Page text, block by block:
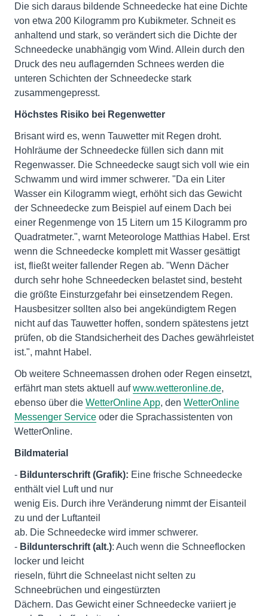
Die sich daraus bildende Schneedecke hat eine Dichte
von etwa 200 Kilogramm pro Kubikmeter. Schneit es
anhaltend und stark, so verändert sich die Dichte der
Schneedecke unabhängig vom Wind. Allein durch den
Druck des neu auflagernden Schnees werden die
unteren Schichten der Schneedecke stark
zusammengepresst.
Höchstes Risiko bei Regenwetter
Brisant wird es, wenn Tauwetter mit Regen droht.
Hohlräume der Schneedecke füllen sich dann mit
Regenwasser. Die Schneedecke saugt sich voll wie ein
Schwamm und wird immer schwerer. "Da ein Liter
Wasser ein Kilogramm wiegt, erhöht sich das Gewicht
der Schneedecke zum Beispiel auf einem Dach bei
einer Regenmenge von 15 Litern um 15 Kilogramm pro
Quadratmeter.", warnt Meteorologe Matthias Habel. Erst
wenn die Schneedecke komplett mit Wasser gesättigt
ist, fließt weiter fallender Regen ab. "Wenn Dächer
durch sehr hohe Schneedecken belastet sind, besteht
die größte Einsturzgefahr bei einsetzendem Regen.
Hausbesitzer sollten also bei angekündigtem Regen
nicht auf das Tauwetter hoffen, sondern spätestens jetzt
prüfen, ob die Standsicherheit des Daches gewährleistet
ist.", mahnt Habel.
Ob weitere Schneemassen drohen oder Regen einsetzt,
erfährt man stets aktuell aufwww.wetteronline.de,
ebenso über die WetterOnline App, den WetterOnline
Messenger Service oder die Sprachassistenten von
WetterOnline.
Bildmaterial
- Bildunterschrift (Grafik): Eine frische Schneedecke
enthält viel Luft und nur
wenig Eis. Durch ihre Veränderung nimmt der Eisanteil
zu und der Luftanteil
ab. Die Schneedecke wird immer schwerer.
- Bildunterschrift (alt.): Auch wenn die Schneeflocken
locker und leicht
rieseln, führt die Schneelast nicht selten zu
Schneebrüchen und eingestürzten
Dächern. Das Gewicht einer Schneedecke variiert je